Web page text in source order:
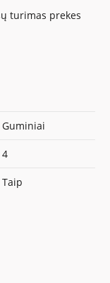
turimas prekes
Guminiai
4
Taip